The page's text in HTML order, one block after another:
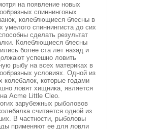
на появление новых
спиннинговых
колеблющиеся блесны в
умелого спиннингиста до сих
сделать результат
Колеблющиеся блесны
более ста лет назад и
успешно ловить
рыбу на всех материках в
условиях. Одной из
колебалок, которые годами
ловят хищника, является
Acme Little Cleo.
зарубежных рыболовов
считается одной из
В частности, рыболовы
применяют ее для ловли